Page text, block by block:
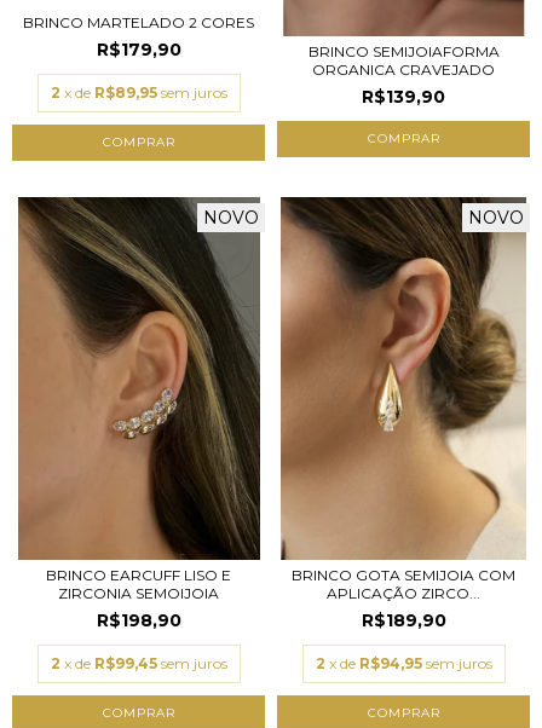
BRINCO MARTELADO 2 CORES
R$179,90
2 x de R$89,95 sem juros
BRINCO SEMIJOIAFORMA
ORGANICA CRAVEJADO
R$139,90
COMPRAR
NOVO
BRINCO EARCUFF LISO E
ZIRCONIA SEMOIJOIA
R$198,90
2 x de R$99,45 sem juros
NOVO
BRINCO GOTA SEMIJOIA COM
APLICAÇÃO ZIRCO...
R$189,90
2 x de R$94,95 sem juros